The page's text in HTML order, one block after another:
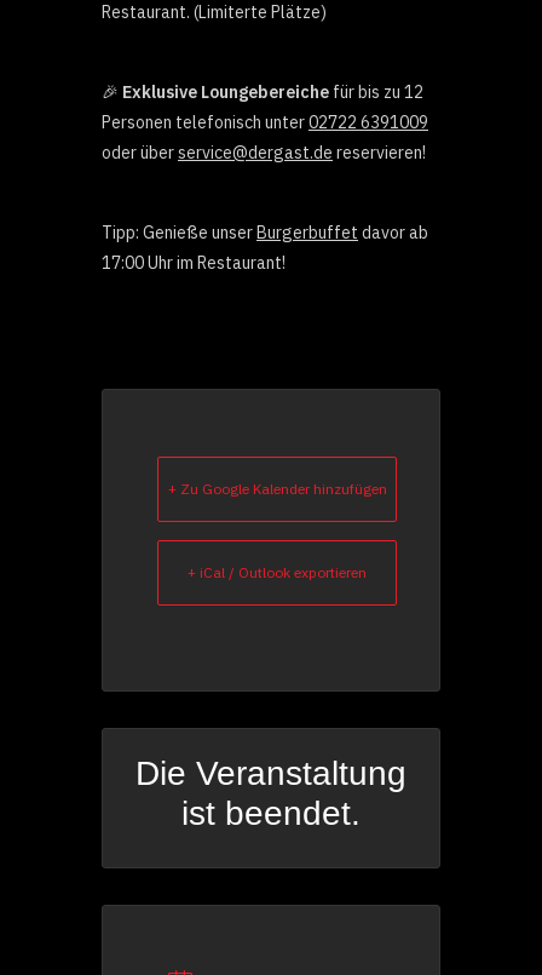
Restaurant. (Limiterte Plätze)
🎉 Exklusive Loungebereiche für bis zu 12
Personen telefonisch unter02722 6391009
oder überservice@dergast.de reservieren!
Tipp: Genieße unserBurgerbuffet davor ab
17:00 Uhr im Restaurant!
+ Zu Google Kalender hinzufügen
+ iCal / Outlook exportieren
Die Veranstaltung
ist beendet.